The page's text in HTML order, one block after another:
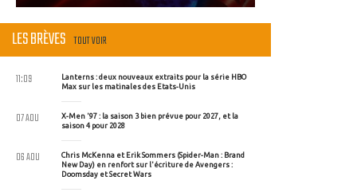
LES BRÈVES TOUT VOIR
Lanterns : deux nouveaux extraits pour la série HBO
Max sur les matinales des Etats-Unis
11:09
X-Men '97 : la saison 3 bien prévue pour 2027, et la
saison 4 pour 2028
07 AOU
Chris McKenna et Erik Sommers (Spider-Man : Brand
New Day) en renfort sur l'écriture de Avengers :
Doomsday et Secret Wars
06 AOU